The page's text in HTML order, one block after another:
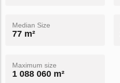
Median Size
77 m²
Maximum size
1 088 060 m²